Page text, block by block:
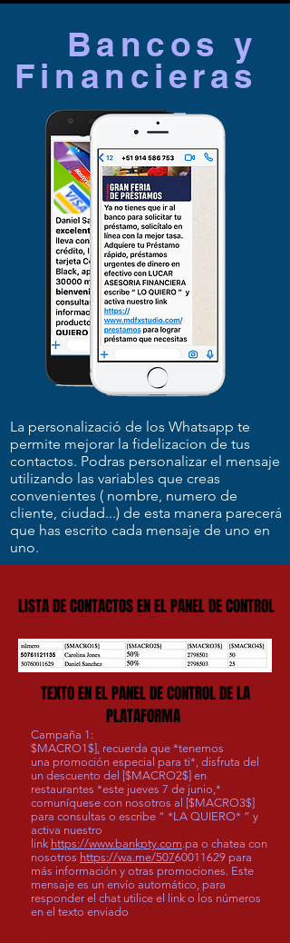
Bancos y
Financieras
La personalizació de los Whatsapp te
permite mejorar la fidelizacion de tus
contactos. Podras personalizar el mensaje
utilizando las variables que creas
convenientes ( nombre, numero de
cliente, ciudad...) de esta manera parecerá
que has escrito cada mensaje de uno en
uno.
LISTA DE CONTACTOS EN EL PANEL DE CONTROL
TEXTO EN EL PANEL DE CONTROL DE LA
PLATAFORMA
Campaña 1:
$MACRO1$], recuerda que *tenemos
una promoción especial para ti*, disfruta del
un descuento del [$MACRO2$] en
restaurantes *este jueves 7 de junio,*
comuníquese con nosotros al [$MACRO3$]
para consultas o escribe “ *LA QUIERO* ” y
activa nuestro
link https://www.bankpty.com.pa o chatea con
nosotros https://wa.me/50760011629 para
más información y otras promociones. Este
mensaje es un envío automático, para
responder el chat utilice el link o los números
en el texto enviado